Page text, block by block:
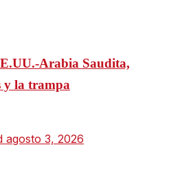
Arabia Saudita,
y la trampa
agosto 3, 2026